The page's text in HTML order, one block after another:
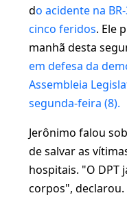
do acidente na
cinco feridos. Ele
manhã desta
em defesa da
Assembleia
segunda-feira (8).
Jerônimo falou
de salvar as
hospitais. "O DPT
corpos", declarou.